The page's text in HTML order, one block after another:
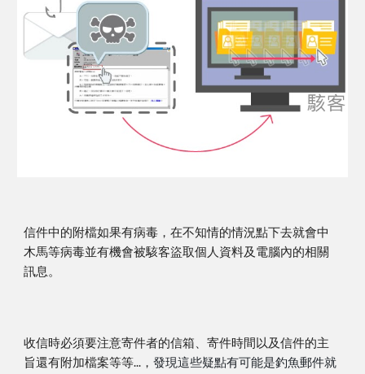
信件中的附檔如果有病毒，在不知情的情況點下去就會中
木馬等病毒並有機會被駭客盜取個人資料及電腦內的相關
訊息。
收信時必須要注意寄件者的信箱、寄件時間以及信件的主
旨還有附加檔案等等...，發現這些疑點有可能是釣魚郵件就